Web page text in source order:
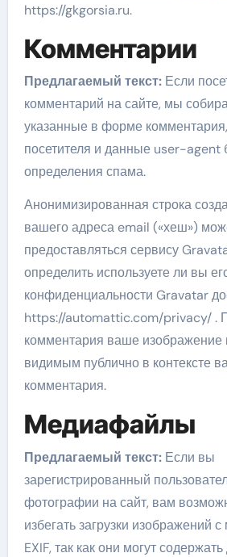
https://gkgorsia.ru.
Комментарии
Предлагаемый текст: Если
комментарий на сайте, мы
указанные в форме
посетителя и данные user-agent
определения спама.
Анонимизированная строка
вашего адреса email («хеш»)
предоставляться сервису
определить используете ли вы
конфиденциальности Gravatar
https://automattic.com/privacy/ .
комментария ваше изображение
видимым публично в контексте
комментария.
Медиафайлы
Предлагаемый текст: Если вы
зарегистрированный
фотографии на сайт, вам
избегать загрузки изображений
EXIF, так как они могут